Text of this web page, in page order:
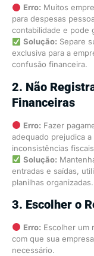
Erro: Muitos
para despesas
contabilidade e pode
Solução: Separe
exclusiva para a
confusão financeira.
2. Não
Financeiras
Erro: Fazer
adequado prejudica
inconsistências
Solução:
entradas e saídas,
planilhas organizadas.
3. Escolher o
Erro: Escolher um
com que sua
necessário.